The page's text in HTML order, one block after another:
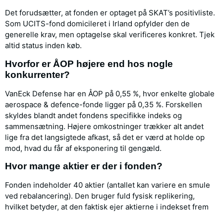
Det forudsætter, at fonden er optaget på SKAT’s positivliste.
Som UCITS-fond domicileret i Irland opfylder den de
generelle krav, men optagelse skal verificeres konkret. Tjek
altid status inden køb.
Hvorfor er ÅOP højere end hos nogle
konkurrenter?
VanEck Defense har en ÅOP på 0,55 %, hvor enkelte globale
aerospace & defence-fonde ligger på 0,35 %. Forskellen
skyldes blandt andet fondens specifikke indeks og
sammensætning. Højere omkostninger trækker alt andet
lige fra det langsigtede afkast, så det er værd at holde op
mod, hvad du får af eksponering til gengæld.
Hvor mange aktier er der i fonden?
Fonden indeholder 40 aktier (antallet kan variere en smule
ved rebalancering). Den bruger fuld fysisk replikering,
hvilket betyder, at den faktisk ejer aktierne i indekset frem